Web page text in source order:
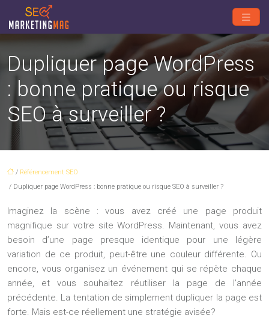
Dupliquer page WordPress
: bonne pratique ou risque
SEO à surveiller ?
/ Référencement SEO
/ Dupliquer page WordPress : bonne pratique ou risque SEO à surveiller ?
Imaginez la scène : vous avez créé une page produit
magnifique sur votre site WordPress. Maintenant, vous avez
besoin d’une page presque identique pour une légère
variation de ce produit, peut-être une couleur différente. Ou
encore, vous organisez un événement qui se répète chaque
année, et vous souhaitez réutiliser la page de l’année
précédente. La tentation de simplement dupliquer la page est
forte. Mais est-ce réellement une stratégie avisée?